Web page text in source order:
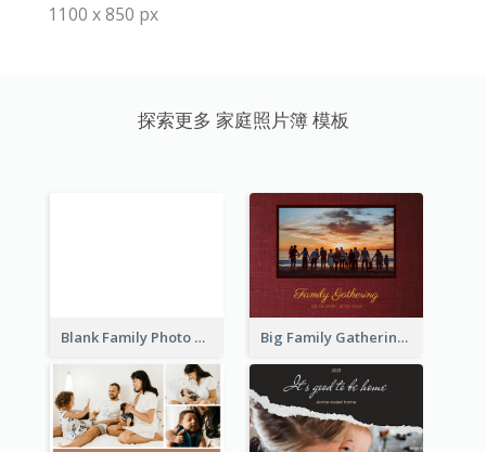
1100 x 850 px
探索更多 家庭照片簿 模板
Blank Family Photo Book Big Family Gathering Photo Book